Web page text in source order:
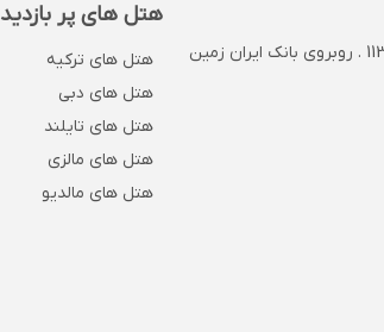
دفتر مرکزی: صادقیه . بین فلکه اول و دوم . پلاک 1132 . روبروی بانک ایران زمین
هتل های پر بازدید
هتل های ترکیه
هتل های دبی
هتل های تایلند
هتل های مالزی
هتل های مالدیو